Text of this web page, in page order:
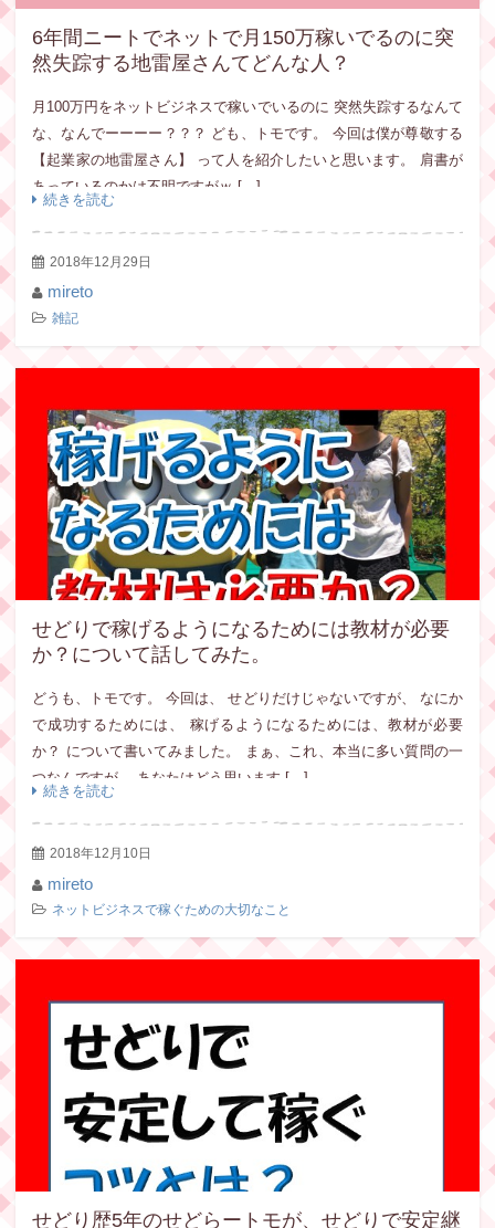
6年間ニートでネットで月150万稼いでるのに突
然失踪する地雷屋さんてどんな人？
月100万円をネットビジネスで稼いでいるのに 突然失踪するなんて
な、なんでーーーー？？？ ども、トモです。 今回は僕が尊敬する
【起業家の地雷屋さん】 って人を紹介したいと思います。 肩書が
あっているのかは不明ですがｗ […]
続きを読む
2018年12月29日
mireto
雑記
せどりで稼げるようになるためには教材が必要
か？について話してみた。
どうも、トモです。 今回は、 せどりだけじゃないですが、 なにか
で成功するためには、 稼げるようになるためには、教材が必要
か？ について書いてみました。 まぁ、これ、本当に多い質問の一
つなんですが、 あなたはどう思います […]
続きを読む
2018年12月10日
mireto
ネットビジネスで稼ぐための大切なこと
せどり歴5年のせどらートモが、せどりで安定継